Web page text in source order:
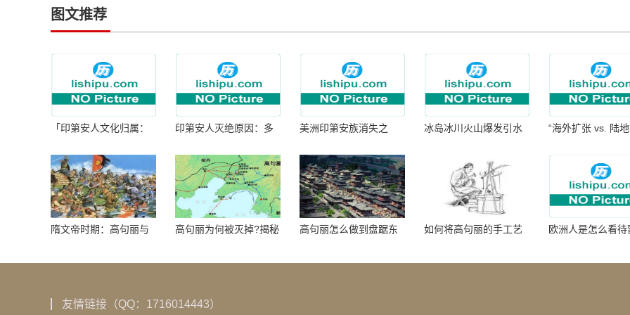
图文推荐
「印第安人文化归属：
印第安人灭绝原因：多
美洲印第安族消失之
冰岛冰川火山爆发引水
“海外扩张 vs. 陆
隋文帝时期：高句丽与
高句丽为何被灭掉?揭秘
秘！
高句丽怎么做到盘踞东
如何将高句丽的手工艺
欧洲人是怎么看待
友情链接（QQ：1716014443）